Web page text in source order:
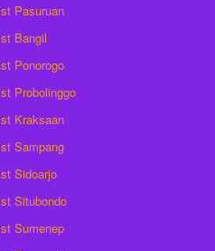
Pasuruan
Bangil
Ponorogo
Probolinggo
Kraksaan
Sampang
Sidoarjo
Situbondo
Sumenep